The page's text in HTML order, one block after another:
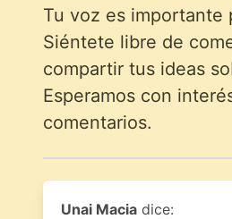
Tu voz es importante
Siéntete libre de
compartir tus ideas
Esperamos con
comentarios.
Unai Macia dice: